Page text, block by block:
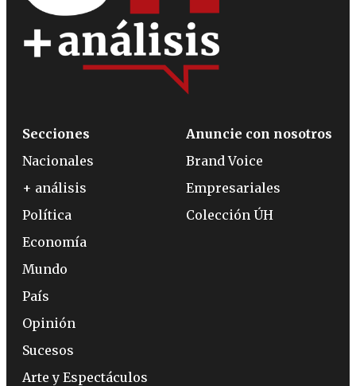
Secciones
Nacionales
+ análisis
Política
Economía
Mundo
País
Opinión
Sucesos
Arte y Espectáculos
Anuncie con nosotros
Brand Voice
Empresariales
Colección ÚH